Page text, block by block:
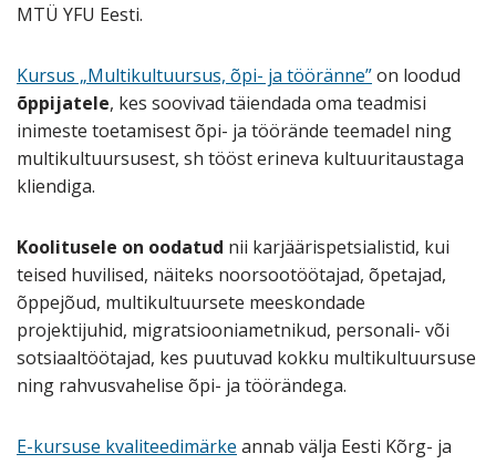
MTÜ YFU Eesti.
Kursus „Multikultuursus, õpi- ja tööränne”on loodud
õppijatele, kes soovivad täiendada oma teadmisi
inimeste toetamisest õpi- ja töörände teemadel ning
multikultuursusest, sh tööst erineva kultuuritaustaga
kliendiga.
Koolitusele on oodatud nii karjäärispetsialistid, kui
teised huvilised, näiteks noorsootöötajad, õpetajad,
õppejõud, multikultuursete meeskondade
projektijuhid, migratsiooniametnikud, personali- või
sotsiaaltöötajad, kes puutuvad kokku multikultuursuse
ning rahvusvahelise õpi- ja töörändega.
E-kursuse kvaliteedimärke annab välja Eesti Kõrg- ja